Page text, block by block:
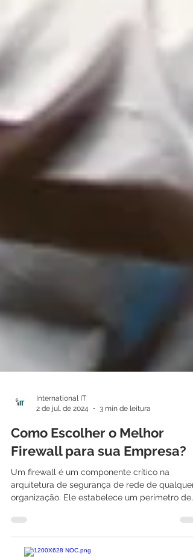
International IT
2 de jul. de 2024
3 min de leitura
Como Escolher o Melhor
Firewall para sua Empresa?
Um firewall é um componente crítico na
proteção,...